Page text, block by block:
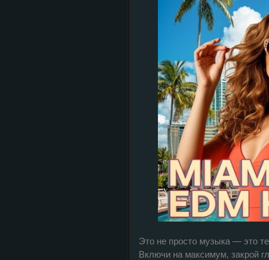
Это не просто музыка — это
Включи на максимум, закрой